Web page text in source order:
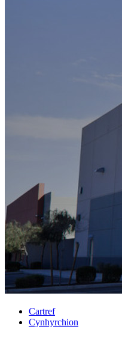
Cartref
Cynhyrchion